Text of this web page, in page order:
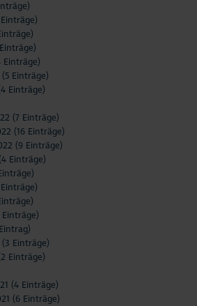
Einträge)
Einträge)
(5 Einträge)
Einträge)
(7 Einträge)
(16 Einträge)
(9 Einträge)
(4 Einträge)
Einträge)
Einträge)
(3 Einträge)
Einträge)
(4 Einträge)
(6 Einträge)